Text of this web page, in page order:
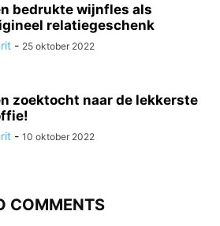
bedrukte wijnfles als
relatiegeschenk
- 25 oktober 2022
zoektocht naar de lekkerste
- 10 oktober 2022
COMMENTS